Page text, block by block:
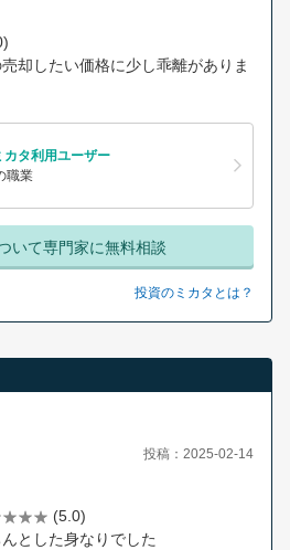
却したい価格に少し乖離がありま
カタ利用ユーザー
職業
いて専門家に無料相談
投資のミカタとは？
投稿：2025-02-14
(5.0)
とした身なりでした